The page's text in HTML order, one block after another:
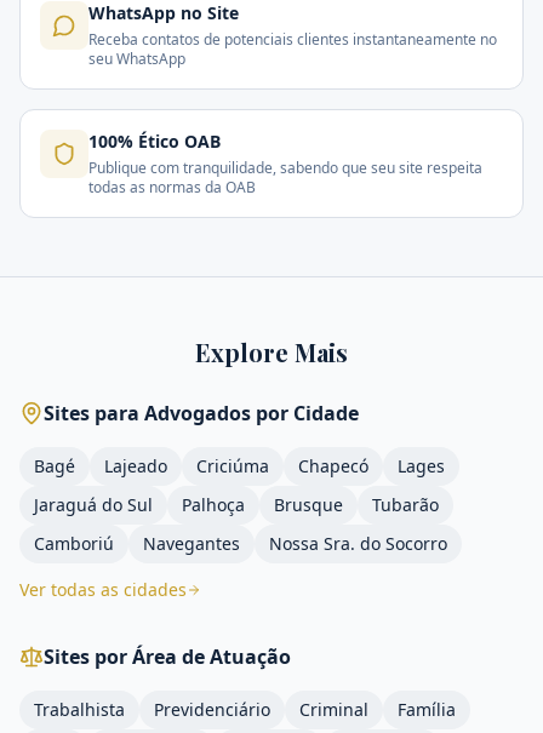
WhatsApp no Site
Receba contatos de potenciais clientes instantaneamente no
seu WhatsApp
100% Ético OAB
Publique com tranquilidade, sabendo que seu site respeita
todas as normas da OAB
Explore Mais
Sites para Advogados por Cidade
Bagé Lajeado Criciúma Chapecó
Lages
Jaraguá do Sul
Palhoça Brusque
Tubarão
Camboriú
Navegantes
Nossa Sra. do Socorro
Ver todas as cidades
Sites por Área de Atuação
Trabalhista Previdenciário Criminal
Família